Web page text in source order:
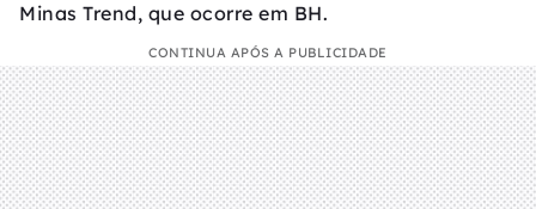
Minas Trend, que ocorre em BH.
CONTINUA APÓS A PUBLICIDADE